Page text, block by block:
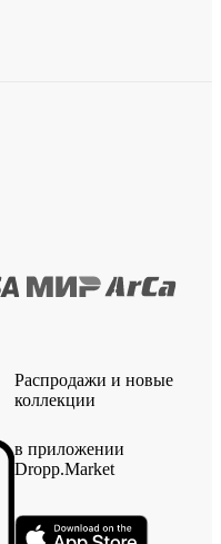
Распродажи и новые
коллекции
в приложении
Dropp.Market